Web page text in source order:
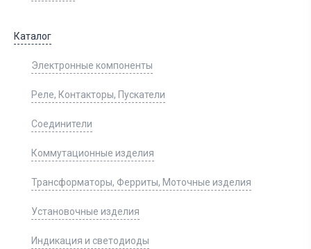
Каталог
Электронные компоненты
Реле, Контакторы, Пускатели
Соединители
Коммутационные изделия
Трансформаторы, Ферриты, Моточные изделия
Установочные изделия
Индикация и светодиоды